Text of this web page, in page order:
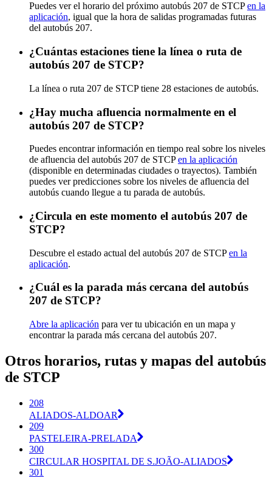
Puedes ver el horario del próximo autobús 207 de STCPen la
aplicación, igual que la hora de salidas programadas futuras
del autobús 207.
¿Cuántas estaciones tiene la línea o ruta de
autobús 207 de STCP?
La línea o ruta 207 de STCP tiene 28 estaciones de autobús.
¿Hay mucha afluencia normalmente en el
autobús 207 de STCP?
Puedes encontrar información en tiempo real sobre los niveles
de afluencia del autobús 207 de STCPen la aplicación
(disponible en determinadas ciudades o trayectos). También
puedes ver predicciones sobre los niveles de afluencia del
autobús cuando llegue a tu parada de autobús.
¿Circula en este momento el autobús 207 de
STCP?
Descubre el estado actual del autobús 207 de STCPen la
aplicación.
¿Cuál es la parada más cercana del autobús
207 de STCP?
Abre la aplicación para ver tu ubicación en un mapa y
encontrar la parada más cercana del autobús 207.
Otros horarios, rutas y mapas del autobús
de STCP
208
ALIADOS-ALDOAR
209
PASTELEIRA-PRELADA
300
CIRCULAR HOSPITAL DE S.JOÃO-ALIADOS
301